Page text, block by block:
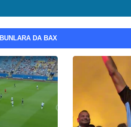
BUNLARA DA BAX